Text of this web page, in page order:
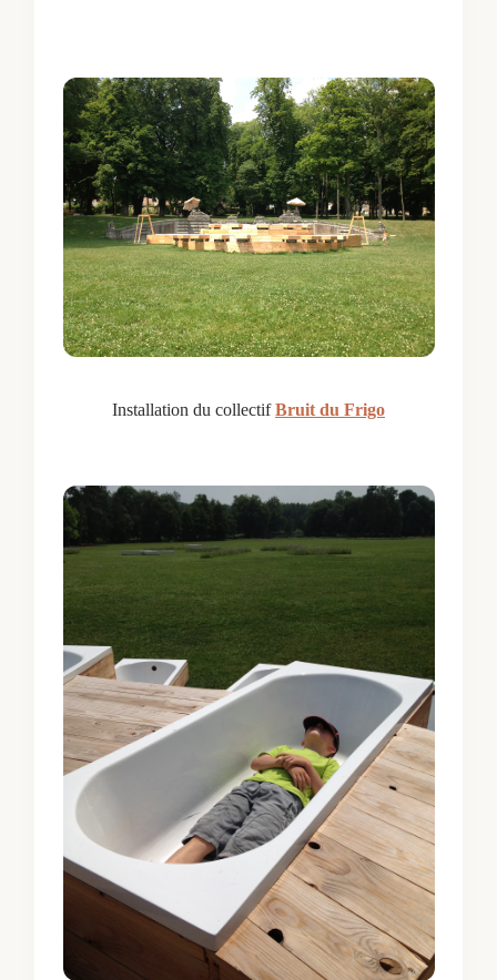
Installation du collectifBruit du Frigo